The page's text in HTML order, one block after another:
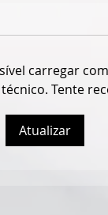
QUANDO
CÂMARA
carregar
Tente
Atualizar